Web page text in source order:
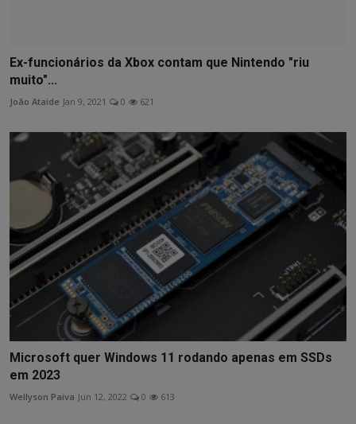
Ex-funcionários da Xbox contam que Nintendo "riu
muito"...
João Ataide Jan 9, 2021 0 621
Microsoft quer Windows 11 rodando apenas em SSDs
em 2023
Wellyson Paiva Jun 12, 2022 0 613